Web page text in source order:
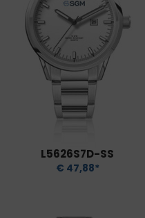
L5626S7D-SS
€ 47,88*